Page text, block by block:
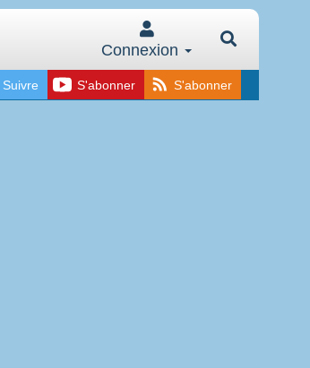
Connexion
Suivre S'abonner S'abonner